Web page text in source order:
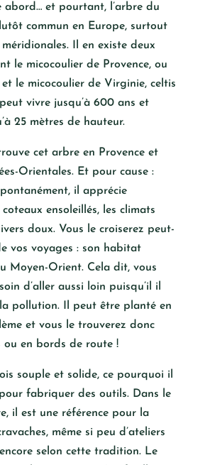
abord… et pourtant, l’arbre du
commun en Europe, surtout
Il en existe deux
le micocoulier de Provence, ou
le micocoulier de Virginie, celtis
vivre jusqu’à 600 ans et
25 mètres de hauteur.
cet arbre en Provence et
Orientales. Et pour cause :
il apprécie
ensoleillés, les climats
doux. Vous le croiserez peut-
vos voyages : son habitat
Moyen-Orient. Cela dit, vous
d’aller aussi loin puisqu’il il
pollution. Il peut être planté en
et vous le trouverez donc
ou en bords de route !
souple et solide, ce pourquoi il
fabriquer des outils. Dans le
il est une référence pour la
même si peu d’ateliers
selon cette tradition. Le